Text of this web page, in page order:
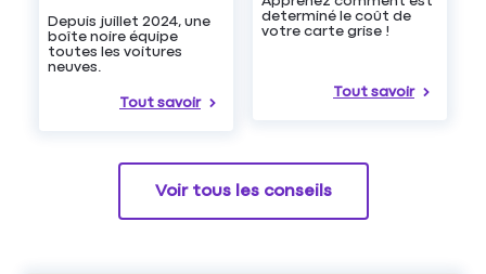
Depuis juillet 2024, une
boîte noire équipe
toutes les voitures
neuves.
Tout savoir
determiné le coût de
votre carte grise !
Tout savoir
Voir tous les conseils